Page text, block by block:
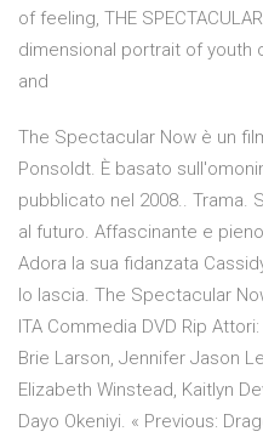
of feeling, THE
dimensional portrait of youth
and
The Spectacular Now è un
Ponsoldt. È basato
pubblicato nel 2008.. Trama.
al futuro. Affascinante e
Adora la sua fidanzata
lo lascia. The Spectacular
ITA Commedia DVD Rip
Brie Larson, Jennifer Jason
Elizabeth Winstead, Kaitlyn
Dayo Okeniyi. « Previous: